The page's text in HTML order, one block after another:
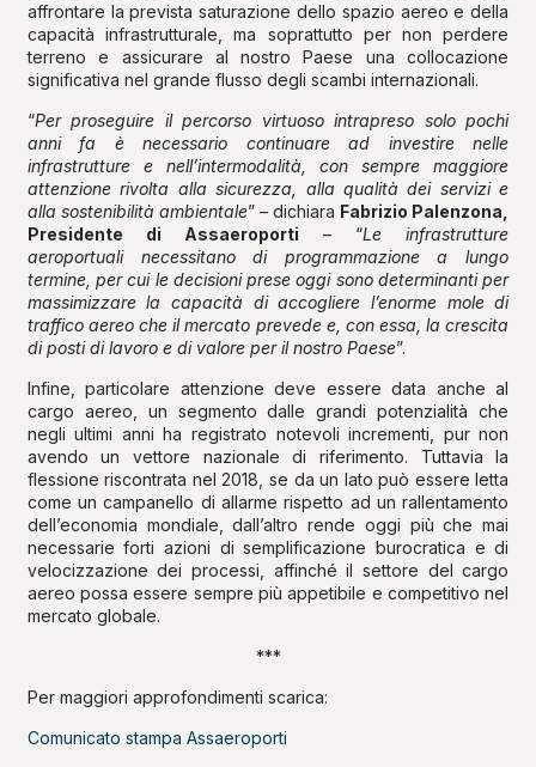
affrontare la prevista saturazione dello spazio aereo e della
capacità infrastrutturale, ma soprattutto per non perdere
terreno e assicurare al nostro Paese una collocazione
significativa nel grande flusso degli scambi internazionali.
“Per proseguire il percorso virtuoso intrapreso solo pochi
anni fa è necessario continuare ad investire nelle
infrastrutture e nell’intermodalità, con sempre maggiore
attenzione rivolta alla sicurezza, alla qualità dei servizi e
alla sostenibilità ambientale” – dichiara Fabrizio Palenzona,
Presidente di Assaeroporti – “Le infrastrutture
aeroportuali necessitano di programmazione a lungo
termine, per cui le decisioni prese oggi sono determinanti per
massimizzare la capacità di accogliere l’enorme mole di
traffico aereo che il mercato prevede e, con essa, la crescita
di posti di lavoro e di valore per il nostro Paese”.
Infine, particolare attenzione deve essere data anche al
cargo aereo, un segmento dalle grandi potenzialità che
negli ultimi anni ha registrato notevoli incrementi, pur non
avendo un vettore nazionale di riferimento. Tuttavia la
flessione riscontrata nel 2018, se da un lato può essere letta
come un campanello di allarme rispetto ad un rallentamento
dell’economia mondiale, dall’altro rende oggi più che mai
necessarie forti azioni di semplificazione burocratica e di
velocizzazione dei processi, affinché il settore del cargo
aereo possa essere sempre più appetibile e competitivo nel
mercato globale.
***
Per maggiori approfondimenti scarica:
Comunicato stampa Assaeroporti